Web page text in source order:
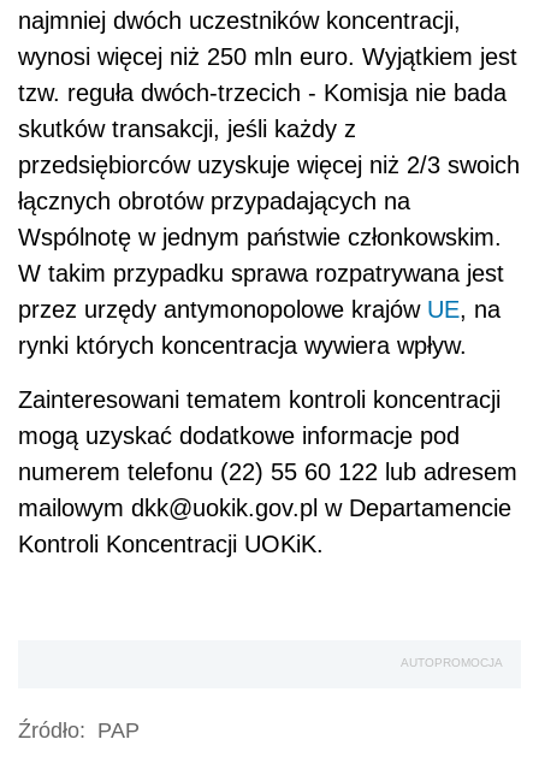
najmniej dwóch uczestników koncentracji,
wynosi więcej niż 250 mln euro. Wyjątkiem jest
tzw. reguła dwóch-trzecich - Komisja nie bada
skutków transakcji, jeśli każdy z
przedsiębiorców uzyskuje więcej niż 2/3 swoich
łącznych obrotów przypadających na
Wspólnotę w jednym państwie członkowskim.
W takim przypadku sprawa rozpatrywana jest
przez urzędy antymonopolowe krajów UE, na
rynki których koncentracja wywiera wpływ.
Zainteresowani tematem kontroli koncentracji
mogą uzyskać dodatkowe informacje pod
numerem telefonu (22) 55 60 122 lub adresem
mailowym dkk@uokik.gov.pl w Departamencie
Kontroli Koncentracji UOKiK.
AUTOPROMOCJA
Źródło: PAP